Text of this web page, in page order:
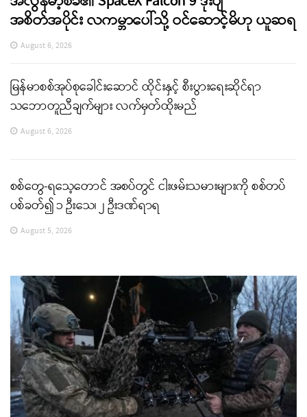
အစိတ်အပိုင်း လကမ္ဘာပေါ်သို့ ဝင်ဆောင့်မိဟု ယူဆရ
August 6, 2026
မြန်မာစစ်အုပ်စုခေါင်းဆောင် ထိုင်းနှင့် စီးပွားရေးဆိုင်ရာ
သဘောတူညီချက်များ လက်မှတ်ထိုးမည်
August 6, 2026
စစ်တွေ-ရသေ့တောင် အစပ်တွင် ငါးဖမ်းသမားများကို စစ်တပ်
ပစ်ခတ်၍ ၁ ဦးသေ၊ ၂ ဦးဒဏ်ရာရ
August 5, 2026